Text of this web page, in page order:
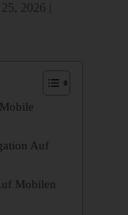
25, 2026
Auf
Mobilen